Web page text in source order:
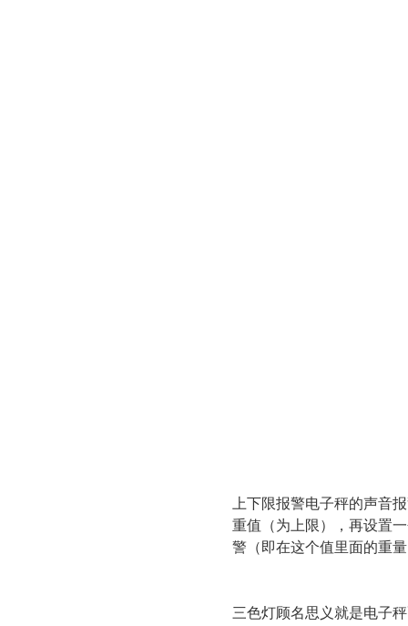
上下限报警电子秤的声音
重值（为上限），再设置
警（即在这个值里面的重
三色灯顾名思义就是电子